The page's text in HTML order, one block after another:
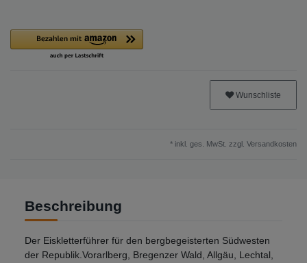
Wunschliste
* inkl. ges. MwSt. zzgl. Versandkosten
Beschreibung
Der Eiskletterführer für den bergbegeisterten Südwesten
der Republik.Vorarlberg, Bregenzer Wald, Allgäu, Lechtal,